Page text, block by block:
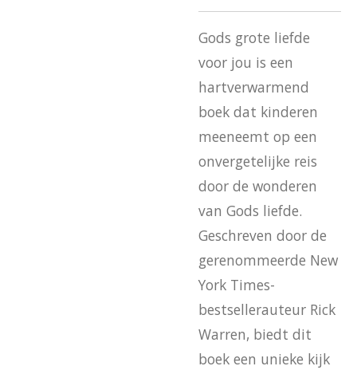
Gods grote liefde
voor jou is een
hartverwarmend
boek dat kinderen
meeneemt op een
onvergetelijke reis
door de wonderen
van Gods liefde.
Geschreven door de
gerenommeerde New
York Times-
bestsellerauteur Rick
Warren, biedt dit
boek een unieke kijk